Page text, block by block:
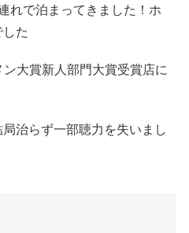
れで泊まってきました！ホ
た
ン大賞新人部門大賞受賞店に
治らず一部聴力を失いまし